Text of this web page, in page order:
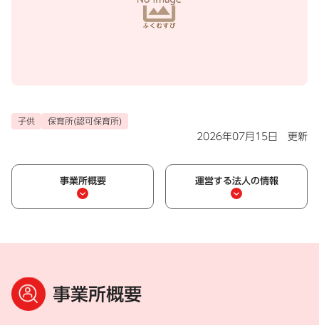
子供 保育所(認可保育所)
2026年07月15日 更新
事業所概要 運営する法人の情報
事業所概要